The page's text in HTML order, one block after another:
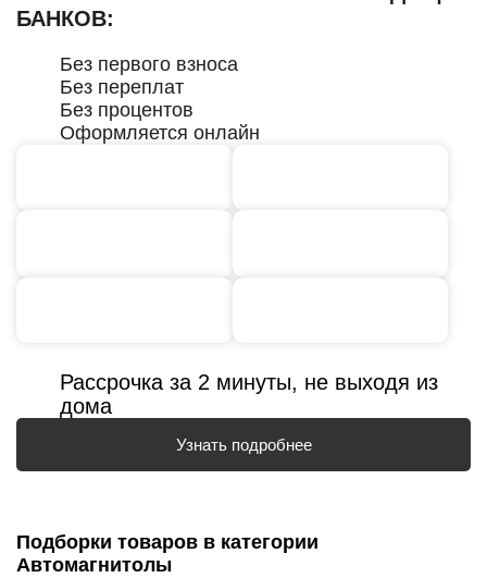
БАНКОВ:
Без первого взноса
Без переплат
Без процентов
Оформляется онлайн
Рассрочка за 2 минуты, не выходя из
дома
Узнать подробнее
Подборки товаров в категории
Автомагнитолы